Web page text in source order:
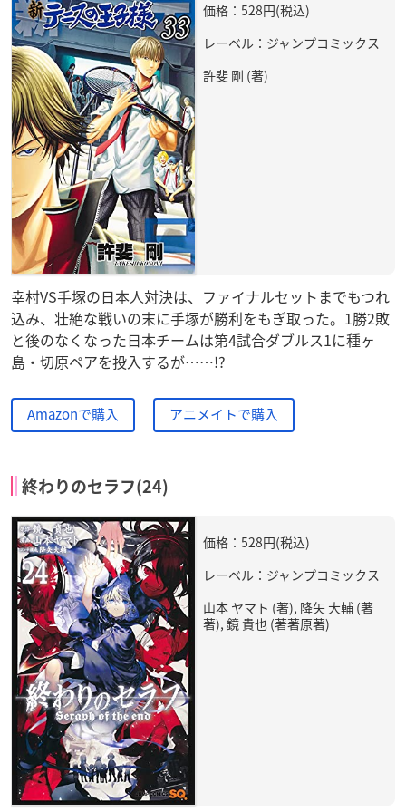
価格：528円(税込)
レーベル：ジャンプコミックス
許斐 剛 (著)
幸村VS手塚の日本人対決は、ファイナルセットまでもつれ
込み、壮絶な戦いの末に手塚が勝利をもぎ取った。1勝2敗
と後のなくなった日本チームは第4試合ダブルス1に種ヶ
島・切原ペアを投入するが……!?
Amazonで購入 アニメイトで購入
終わりのセラフ(24)
価格：528円(税込)
レーベル：ジャンプコミックス
山本 ヤマト (著), 降矢 大輔 (著
著), 鏡 貴也 (著著原著)